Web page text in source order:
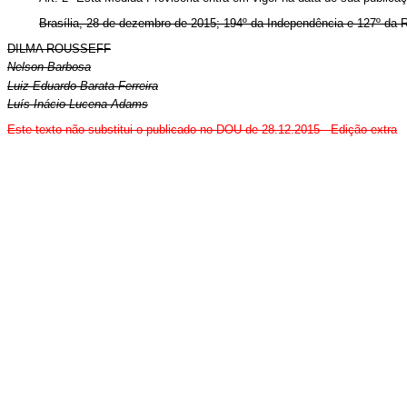
Brasília, 28 de dezembro de 2015; 194º da Independência e 127º da
DILMA ROUSSEFF
Nelson Barbosa
Luiz Eduardo Barata Ferreira
Luís Inácio Lucena Adams
Este texto não substitui o publicado no DOU de 28.12.2015 - Edição extra